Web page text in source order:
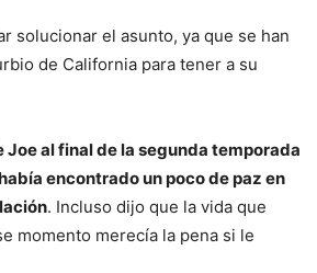
solucionar el asunto, ya que se han
de California para tener a su
Joe al final de la segunda temporada
encontrado un poco de paz en
. Incluso dijo que la vida que
momento merecía la pena si le